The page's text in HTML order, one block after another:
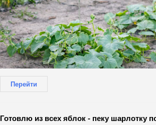
Перейти
Готовлю из всех яблок - пеку шарлотку